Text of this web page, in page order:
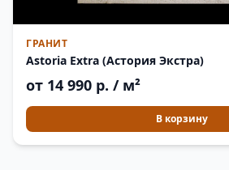
ГРАНИТ
Astoria Extra (Астория Экстра)
от 14 990 р. / м²
В корзину